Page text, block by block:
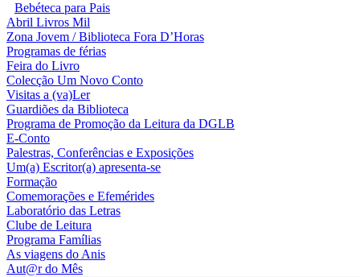
Bebéteca para Pais
Abril Livros Mil
Zona Jovem / Biblioteca Fora D’Horas
Programas de férias
Feira do Livro
Colecção Um Novo Conto
Visitas a (va)Ler
Guardiões da Biblioteca
Programa de Promoção da Leitura da DGLB
E-Conto
Palestras, Conferências e Exposições
Um(a) Escritor(a) apresenta-se
Formação
Comemorações e Efemérides
Laboratório das Letras
Clube de Leitura
Programa Famílias
As viagens do Anis
Aut@r do Mês